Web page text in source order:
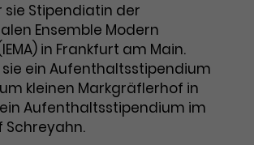
Benutzer*in wiedererkannt werden,
und es wird Zugang zu
geschützten Bereichen gewährt.
cookie_optin
2 Jahre
Dieses Cookie wird von Google
Analytics installiert. Das Cookie
wird verwendet, um
Besucher*innen-, Sitzungs- und
Kampagnendaten zu berechnen
beinhaltet alle Scripte, die es uns
Leistung unserer
zu analysieren und
zu messen. Außerdem helfen sie
und Inhalte besser auf
unserer Nutzer abzustimmen.
_gcl_au
sie Stipendiatin der
Ensemble Modern
in Frankfurt am Main.
ein Aufenthaltsstipendium
kleinen Markgräflerhof in
ein Aufenthaltsstipendium im
Schreyahn.